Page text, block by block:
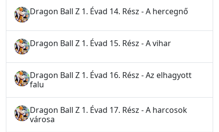
Dragon Ball Z 1. Évad 14. Rész - A hercegnő
Dragon Ball Z 1. Évad 15. Rész - A vihar
Dragon Ball Z 1. Évad 16. Rész - Az elhagyott
falu
Dragon Ball Z 1. Évad 17. Rész - A harcosok
városa